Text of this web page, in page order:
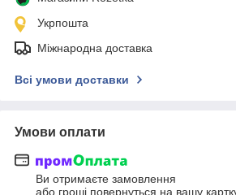
Укрпошта
Міжнародна доставка
Всі умови доставки
Умови оплати
Ви отримаєте замовлення
або гроші повернуться на вашу